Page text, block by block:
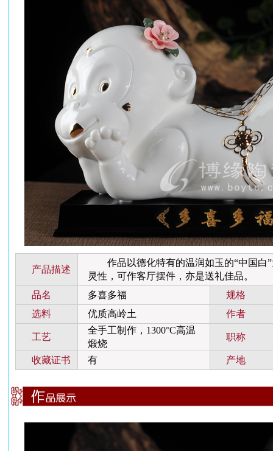
产品描述
作品以德化特有的温润如玉的“中国白”
灵性，可作客厅摆件，亦是送礼佳品。
品名
多喜多福
规格
选料
优质高岭土 作者
工艺
全手工制作，1300°C高温
煅烧
职称
收藏证书 有 产地